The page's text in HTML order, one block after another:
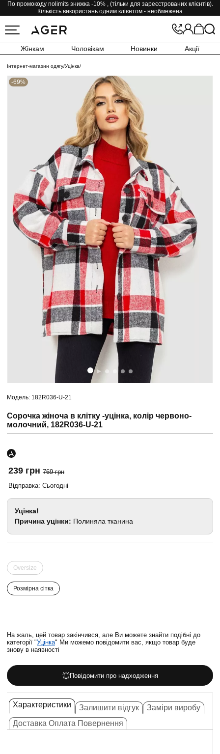
По промокоду nolimits знижка -10% , (тільки для зареєстрованих клієнтів).
Кількість використань одним клієнтом - необмежена
Жінкам Чоловікам Новинки Акції
Інтернет-магазин одягу/Уцінка/
-69%
Модель: 182R036-U-21
Сорочка жіноча в клітку -уцінка, колір червоно-
молочний, 182R036-U-21
239 грн 769 грн
Відправка: Сьогодні
Уцінка!
Причина уцінки: Полиняла тканина
Oversize
Розмірна сітка
На жаль, цей товар закінчився, але Ви можете знайти подібні до
категорії "Уцінка" Ми можемо повідомити вас, якщо товар буде
знову в наявності
Повідомити про надходження
Характеристики Залишити відгук
Заміри виробу
Доставка Оплата Повернення